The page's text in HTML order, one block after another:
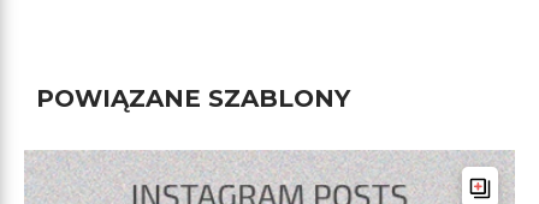
POWIĄZANE SZABLONY